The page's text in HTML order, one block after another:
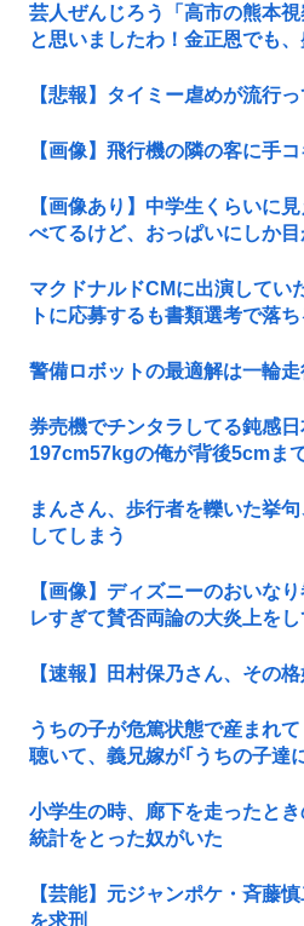
芸人ぜんじろう「高市の熊本
と思いましたわ！金正恩でも
【悲報】タイミー虐めが流行
【画像】飛行機の隣の客に手
【画像あり】中学生くらいに
べてるけど、おっぱいにしか
マクドナルドCMに出演してい
トに応募するも書類選考で落ち
警備ロボットの最適解は一輪
券売機でチンタラしてる鈍感日
197cm57kgの俺が背後5cmま
まんさん、歩行者を轢いた挙
してしまう
【画像】ディズニーのおいな
レすぎて賛否両論の大炎上を
【速報】田村保乃さん、その
うちの子が危篤状態で産まれ
聴いて、義兄嫁が｢うちの子達
小学生の時、廊下を走ったと
統計をとった奴がいた
【芸能】元ジャンポケ・斉藤
を求刑